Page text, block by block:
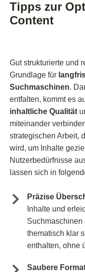
Tipps zur
Content
Gut strukturierte und
Grundlage für
Suchmaschinen.
entfalten, kommt es
inhaltliche Qualität
miteinander
strategischen Arbeit,
wird, um Inhalte
Nutzerbedürfnisse
lassen sich in
Präzise
Inhalte und
Suchmaschinen
thematisch klar
enthalten, ohne
Saubere